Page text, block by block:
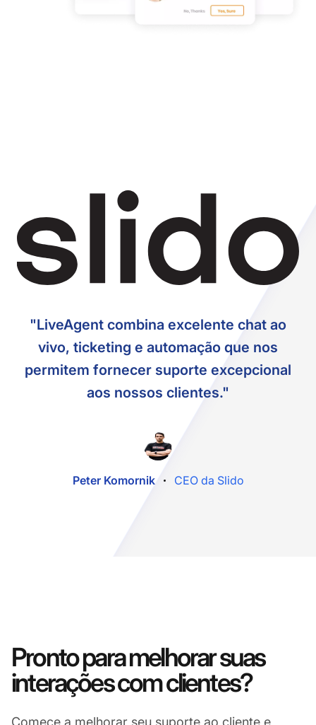
"LiveAgent combina excelente chat ao
vivo, ticketing e automação que nos
permitem fornecer suporte excepcional
aos nossos clientes."
Peter Komornik CEO da Slido
Pronto para melhorar suas
interações com clientes?